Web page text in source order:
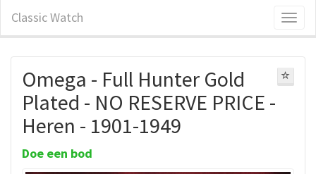
Classic Watch
Omega - Full Hunter Gold
Plated - NO RESERVE PRICE -
Heren - 1901-1949
Doe een bod